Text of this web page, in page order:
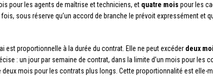
pour les agents de maîtrise et techniciens, et quatre mois pour les
sous réserve qu’un accord de branche le prévoit expressément et
est proportionnelle à la durée du contrat. Elle ne peut excéder deux
: un jour par semaine de contrat, dans la limite d’un mois pour les
deux mois pour les contrats plus longs. Cette proportionnalité est elle-